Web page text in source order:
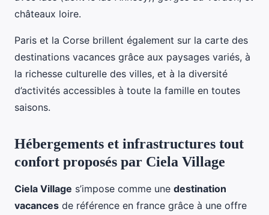
châteaux loire.
Paris et la Corse brillent également sur la carte des
destinations vacances grâce aux paysages variés, à
la richesse culturelle des villes, et à la diversité
d’activités accessibles à toute la famille en toutes
saisons.
Hébergements et infrastructures tout
confort proposés par Ciela Village
Ciela Village s’impose comme une destination
vacances de référence en france grâce à une offre